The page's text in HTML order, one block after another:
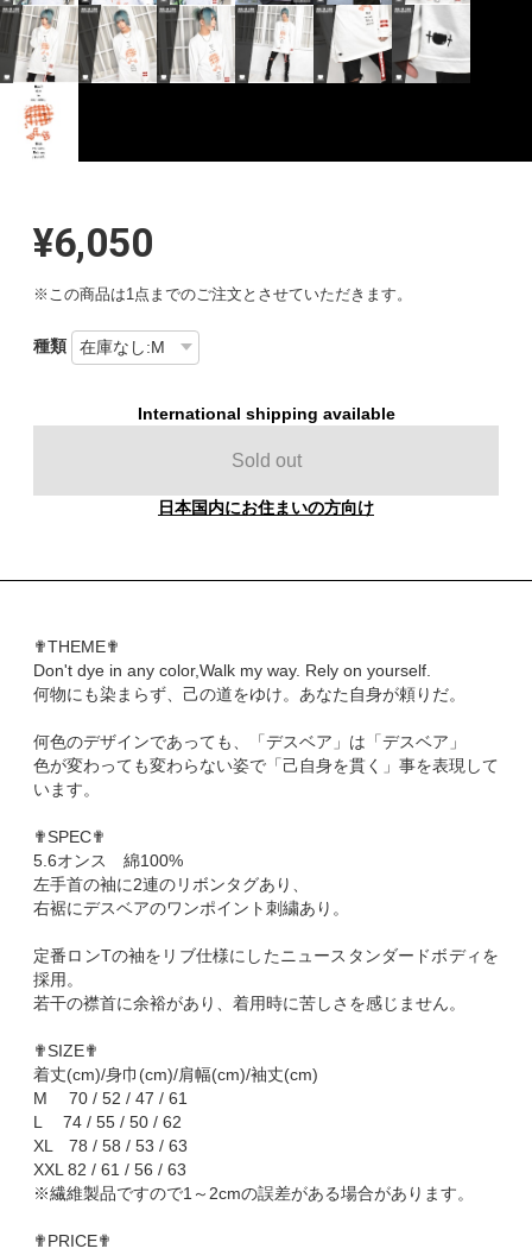
¥6,050
※この商品は1点までのご注文とさせていただきます。
種類
International shipping available
Sold out
日本国内にお住まいの方向け
✟THEME✟
Don't dye in any color,Walk my way. Rely on yourself.
何物にも染まらず、己の道をゆけ。あなた自身が頼りだ。
何色のデザインであっても、「デスベア」は「デスベア」
色が変わっても変わらない姿で「己自身を貫く」事を表現して
います。
✟SPEC✟
5.6オンス 綿100%
左手首の袖に2連のリボンタグあり、
右裾にデスベアのワンポイント刺繍あり。
定番ロンTの袖をリブ仕様にしたニュースタンダードボディを
採用。
若干の襟首に余裕があり、着用時に苦しさを感じません。
✟SIZE✟
着丈(cm)/身巾(cm)/肩幅(cm)/袖丈(cm)
M 70 / 52 / 47 / 61
L 74 / 55 / 50 / 62
XL 78 / 58 / 53 / 63
XXL 82 / 61 / 56 / 63
※繊維製品ですので1～2cmの誤差がある場合があります。
✟PRICE✟